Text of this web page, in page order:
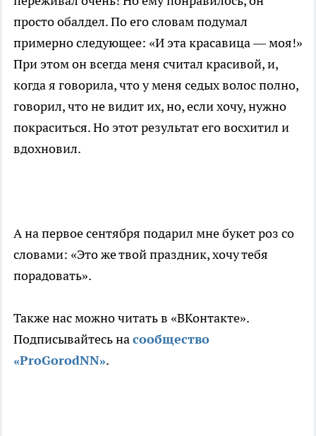
просто обалдел. По его словам подумал
примерно следующее: «И эта красавица — моя!»
При этом он всегда меня считал красивой, и,
когда я говорила, что у меня седых волос полно,
говорил, что не видит их, но, если хочу, нужно
покраситься. Но этот результат его восхитил и
вдохновил.
А на первое сентября подарил мне букет роз со
словами: «Это же твой праздник, хочу тебя
порадовать».
Также нас можно читать в «ВКонтакте».
Подписывайтесь насообщество
«ProGorodNN».